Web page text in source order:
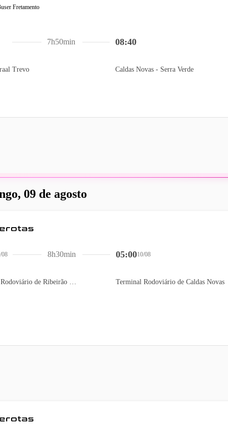
Trevo
08:40
Caldas Novas - Serra Verde
7h50min
09 de agosto
08
Terminal Rodoviário de Ribeirão Preto
05:0010/08
Terminal Rodoviário de Caldas Novas
8h30min